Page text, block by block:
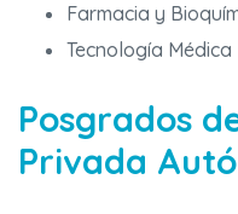
Farmacia y
Tecnología Médica
Posgrados
Privada